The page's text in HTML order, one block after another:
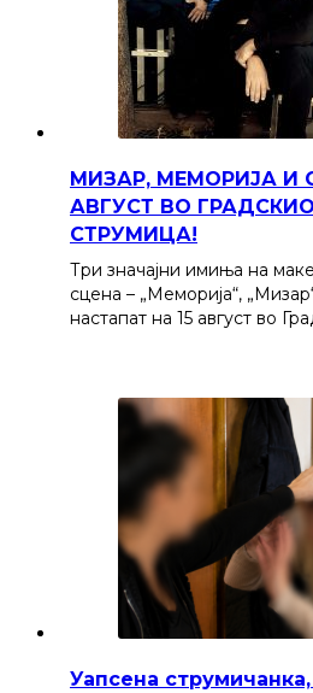
МИЗАР, МЕМОРИЈА И
АВГУСТ ВО
СТРУМИЦА!
Три значајни имиња на
сцена – „Меморија“,
настапат на 15 август во
Уапсена струмичанка,